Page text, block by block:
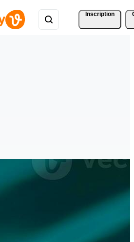
Inscription